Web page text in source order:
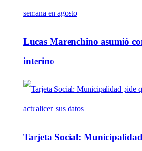
Lucas Marenchino asumió
interino
Tarjeta Social: